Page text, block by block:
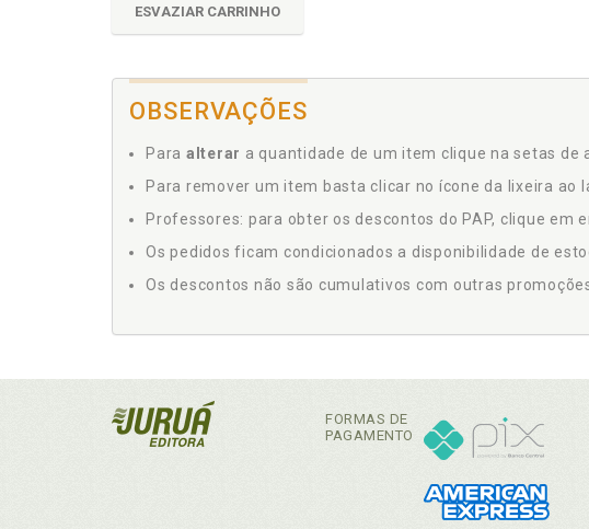
ESVAZIAR CARRINHO
OBSERVAÇÕES
Para alterar a quantidade de um item clique na setas
Para remover um item basta clicar no ícone da lixeira ao
Professores: para obter os descontos do PAP, clique
Os pedidos ficam condicionados a disponibilidade de
Os descontos não são cumulativos com outras
FORMAS DE
PAGAMENTO